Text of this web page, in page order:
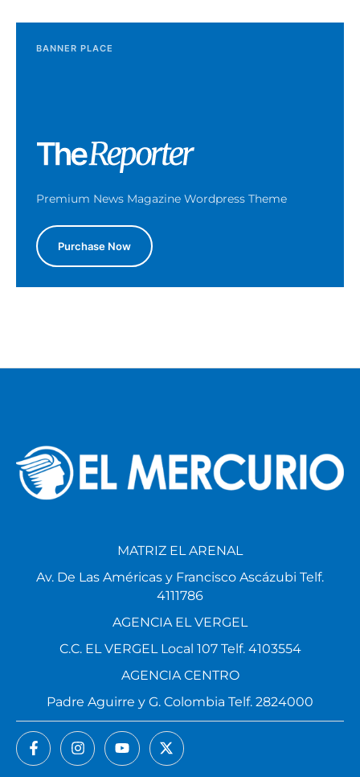
BANNER PLACE
Premium News Magazine Wordpress Theme
Purchase Now
MATRIZ EL ARENAL
Av. De Las Américas y Francisco Ascázubi Telf.
4111786
AGENCIA EL VERGEL
C.C. EL VERGEL Local 107 Telf. 4103554
AGENCIA CENTRO
Padre Aguirre y G. Colombia Telf. 2824000